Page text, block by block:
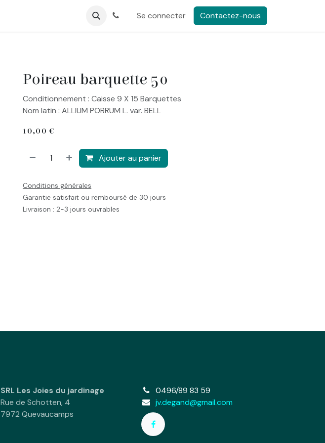
Se connecter Contactez-nous
Poireau barquette 50
Conditionnement : Caisse 9 X 15 Barquettes
Nom latin : ALLIUM PORRUM L. var. BELL
10,00 €
Ajouter au panier
Conditions générales
Garantie satisfait ou remboursé de 30 jours
Livraison : 2-3 jours ouvrables
SRL Les Joies du jardinage
Rue de Schotten, 4
7972 Quevaucamps
0496/89 83 59
jv.degand@gmail.com